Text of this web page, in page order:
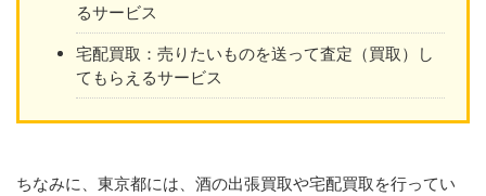
るサービス
宅配買取：売りたいものを送って査定（買取）し
てもらえるサービス
ちなみに、東京都には、酒の出張買取や宅配買取を行ってい